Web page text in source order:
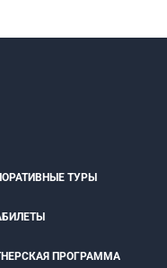
ТУРЫ
ПРОГРАММА